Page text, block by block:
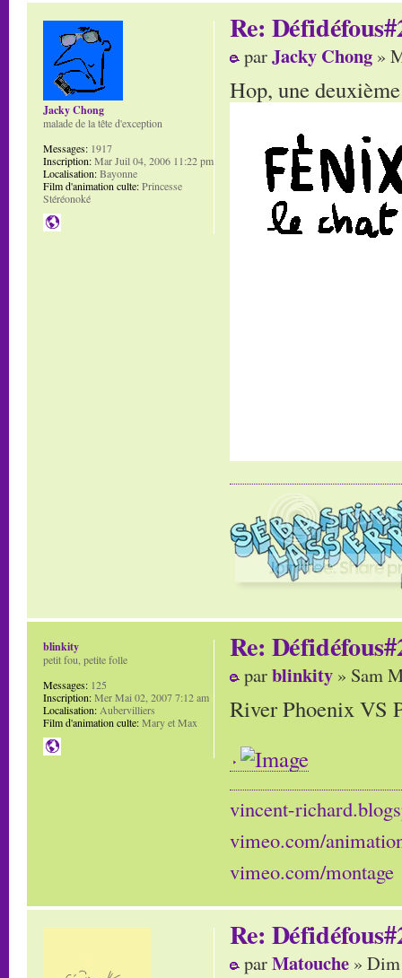
Re:
parJacky Chong »
Hop, une
Jacky Chong
malade de la tête d'exception
Messages: 1917
Inscription:Mar Juil 04, 2006 11:22 pm
Localisation:Bayonne
Film d'animation culte:Princesse
Stéréonoké
Re:
parblinkity » Sam
River Phoenix VS
vincent-
vimeo.com/
vimeo.com/montage
blinkity
petit fou, petite folle
Messages: 125
Inscription:Mer Mai 02, 2007 7:12 am
Localisation: Aubervilliers
Film d'animation culte:Mary et Max
Re:
parMatouche »